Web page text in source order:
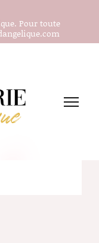
Pour toute